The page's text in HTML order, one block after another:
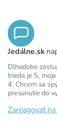
Jedálne.sk
Dlhodobo
trieda je 5,
4. Chcem sa
presunutie do
Zareagovať